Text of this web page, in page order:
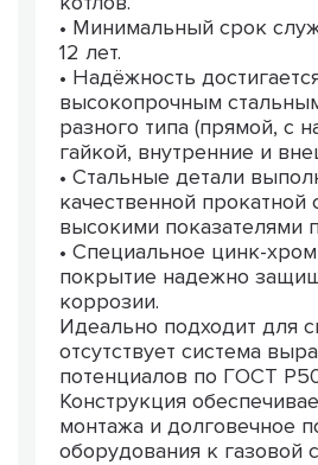
• Минимальный срок
12 лет.
• Надёжность
высокопрочным
разного типа (прямой, с
гайкой, внутренние и
• Стальные детали
качественной прокатной
высокими показателями
• Специальное цинк-
покрытие надежно
коррозии.
Идеально подходит для
отсутствует система
потенциалов по ГОСТ
Конструкция
монтажа и долговечное
оборудования к газовой